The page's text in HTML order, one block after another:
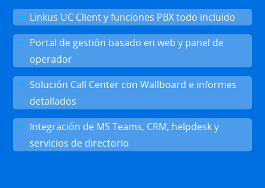
Linkus UC Client y funciones PBX todo incluido
Portal de gestión basado en web y panel de
operador
Solución Call Center con Wallboard e informes
detallados
Integración de MS Teams, CRM, helpdesk y
servicios de directorio